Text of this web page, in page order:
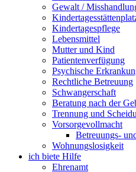
Gewalt /
Kindertagespflege
Lebensmittel
Mutter und Kind
Patientenverfügung
Psychische
Rechtliche Betreuung
Schwangerschaft
Beratung nach der
Trennung und
Vorsorgevollmacht
Betreuungs-
Wohnungslosigkeit
ich biete Hilfe
Ehrenamt